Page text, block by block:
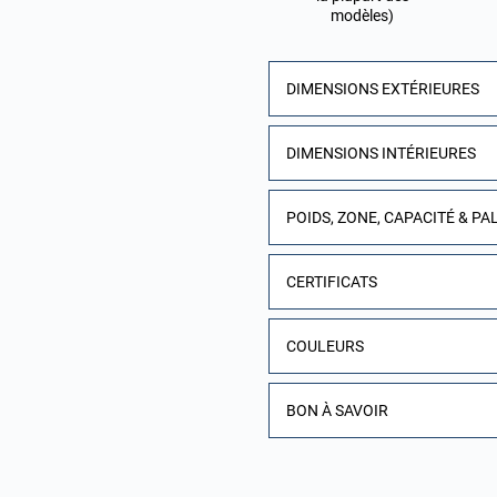
modèles)
DIMENSIONS EXTÉRIEURES
DIMENSIONS INTÉRIEURES
POIDS, ZONE, CAPACITÉ &
CERTIFICATS
COULEURS
BON À SAVOIR